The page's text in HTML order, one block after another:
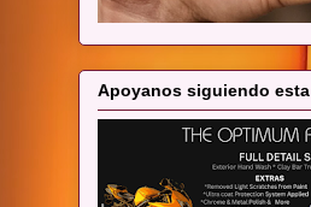
Apoyanos siguiendo